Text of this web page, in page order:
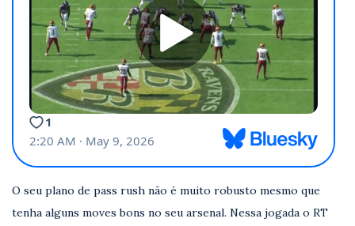
O seu plano de pass rush não é muito robusto mesmo que
tenha alguns moves bons no seu arsenal. Nessa jogada o RT